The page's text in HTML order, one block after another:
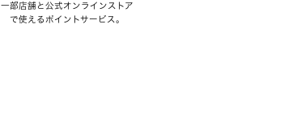
一部店舗と公式オンラインストア
で使えるポイントサービス。